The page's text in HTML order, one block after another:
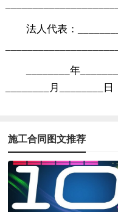
法人代表：
________年
________月________日
施工合同图文推荐